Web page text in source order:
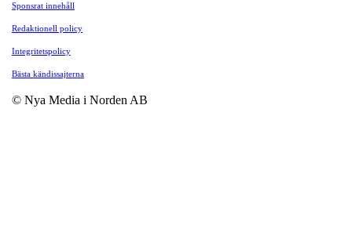
Sponsrat innehåll
Redaktionell policy
Integritetspolicy
Bästa kändissajterna
© Nya Media i Norden AB